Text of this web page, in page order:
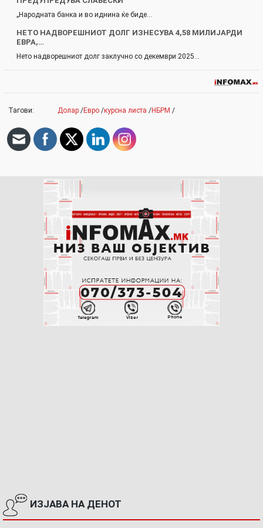
„Народната банка и во иднина ќе биде…
НЕТО НАДВОРЕШНИОТ ДОЛГ ИЗНЕСУВА 4,58 МИЛИЈАРДИ
ЕВРА,…
Нето надворешниот долг заклучно со декември 2025…
Тагови: Долар /Евро /курсна листа /НБРМ /
ИЗЈАВА НА ДЕНОТ